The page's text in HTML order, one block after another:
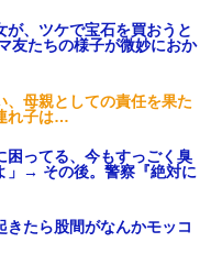
、ツケで宝石を買おうと
友たちの様子が微妙におか
、母親としての責任を果た
れ子は…
困ってる、今もすっごく臭
」→ その後。警察『絶対に
たら股間がなんかモッコ